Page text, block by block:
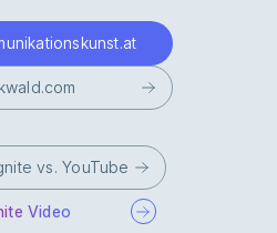
vs. YouTube
Video